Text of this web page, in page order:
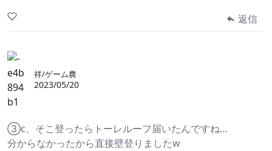
返信
祥/ゲーム農
2023/05/20
③c、そこ登ったらトーレルーフ届いたんですね…
分からなかったから直接壁登りましたw